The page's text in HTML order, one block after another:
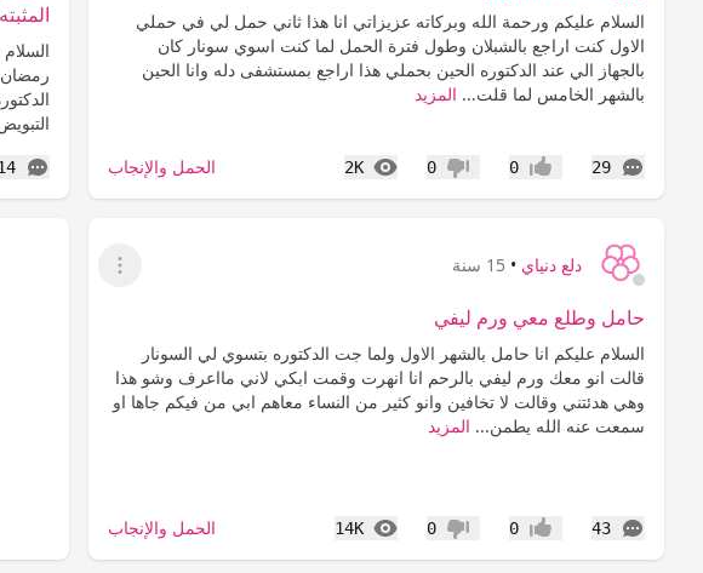
السلام عليكم ورحمة الله وبركاته عزيزاتي انا هذا ثاني حمل لي في حملي
الاول كنت اراجع بالشبلان وطول فترة الحمل لما كنت اسوي سونار كان
بالجهاز الي عند الدكتوره الحين بحملي هذا اراجع بمستشفى دله وانا الحين
بالشهر الخامس لما قلت... المزيد
29
التعليقات إعجاب0 عدم إعجاب
0
2K
المشاهدات الحمل والإنجاب
المثبته
دلع دنياي • 15 سنة
عرض القائمة
حامل وطلع معي ورم ليفي
السلام عليكم انا حامل بالشهر الاول ولما جت الدكتوره بتسوي لي السونار
قالت انو معك ورم ليفي بالرحم انا انهرت وقمت ابكي لاني مااعرف وشو هذا
وهي هدئتني وقالت لا تخافين وانو كثير من النساء معاهم ابي من فيكم جاها او
سمعت عنه الله يطمن... المزيد
43
التعليقات إعجاب0 عدم إعجاب
0
14K
المشاهدات الحمل والإنجاب